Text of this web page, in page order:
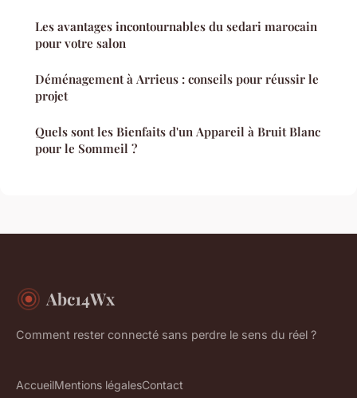
Les avantages incontournables du sedari marocain
pour votre salon
Déménagement à Arrieus : conseils pour réussir le
projet
Quels sont les Bienfaits d'un Appareil à Bruit Blanc
pour le Sommeil ?
Abc14Wx
Comment rester connecté sans perdre le sens du réel ?
AccueilMentions légalesContact